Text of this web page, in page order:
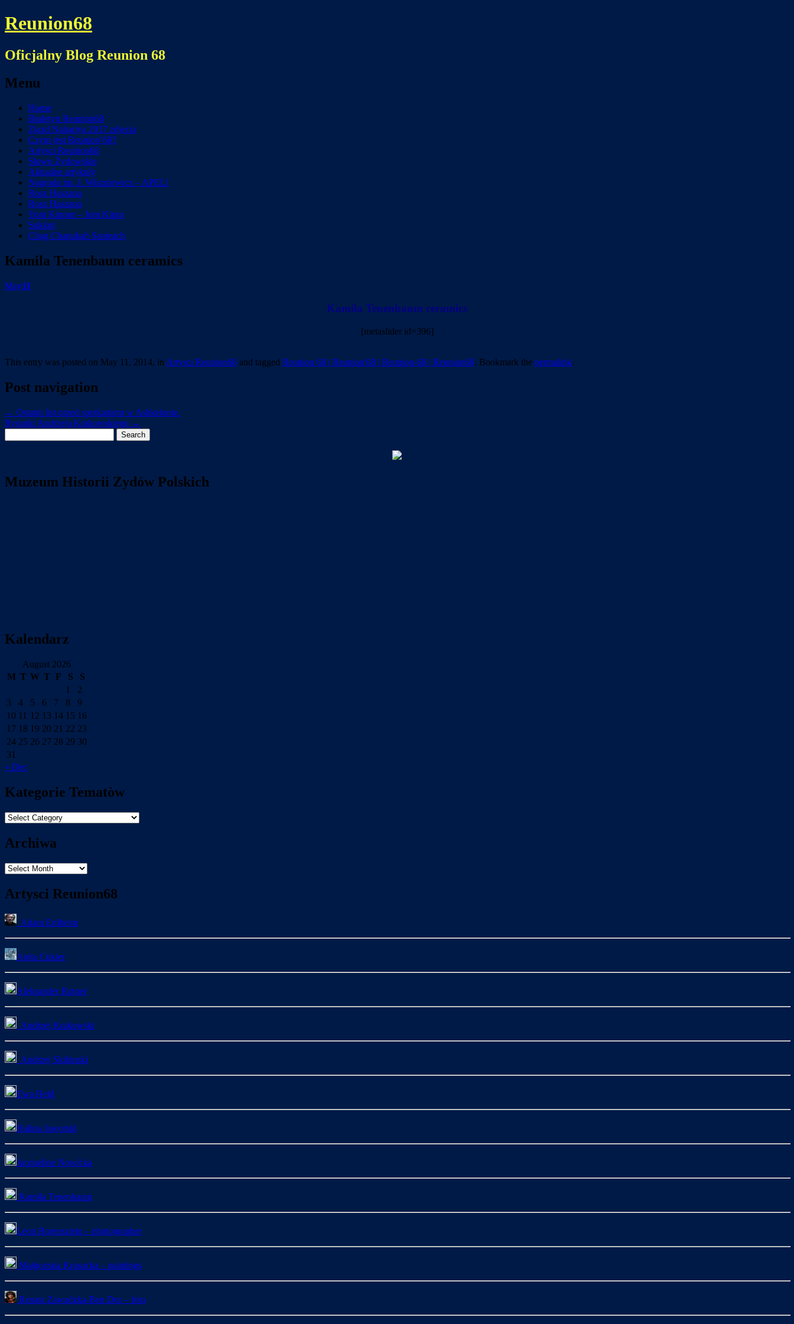
Reunion68
Oficjalny Blog Reunion 68
Menu
Skip
content
Home
Biuletyn Reunion68
Zjazd Nahariya 2017 zdjecia
Czym jest Reunion’68?
Artysci Reunion68
Słowo Żydowskie
Aktualne artykuły
Nagroda im. J. Wiszniewicz – APEL!
Rosz Haszana
Rosz Haszana
Yom Kippur – Jom Kipur
Sukkot
Chag Chanukah Sameach
Kamila Tenenbaum ceramics
May11
Kamila Tenenbaum ceramics
[metaslider id=396]
This entry was posted on May 11, 2014, in Artysci Reunion68 and tagged Reunion 68 | Reunion'68 | Reunion-68 | Reunion68. Bookmark the permalink.
Post navigation
← Ostatni list przed spotkaniem w Ashkelonie.
Rysunki Andrzeja Krakowskiego →
for:
Muzeum Historii Zydów Polskich
Kalendarz
August 2026
M T W T F S
S
1
2
3
4 5 6 7 8
9
10 11 12 13 14 15 16
17 18 19 20 21 22 23
24 25 26 27 28 29 30
31
« Dec
Kategorie Tematòw
Kategorie
Archiwa
Archiwa
Artysci Reunion68
Adam Erdheim
Anita Cukier
Aleksander Rotner
Andrzej Krakowski
Andrzej Skibinski
Ewa Held
Halina Jaworski
Jacqueline Nowicka
Kamila Tenenbaum
Leon Borensztein – photographer
Małgorzata Krasucka – paintings
Renata Zawadzka-Ben Dor – foto